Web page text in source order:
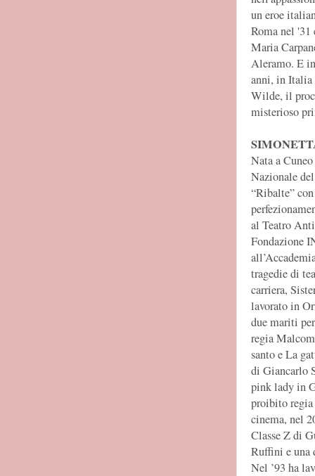
un eroe
Roma nel '31
Maria
Aleramo. E
anni, in Italia
Wilde, il
misterioso
Nata a
Nazionale
“Ribalte”
al Teatro
Fondazione
tragedie di
carriera,
lavorato in
due mariti
regia
santo e La
di Giancarlo
pink lady in
proibito regia
cinema, nel
Classe Z di
Ruffini e una
Nel ’93 ha